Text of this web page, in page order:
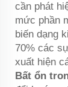
cần phát
mức phần
biến dạng
70% các
xuất hiện
Bất ổn